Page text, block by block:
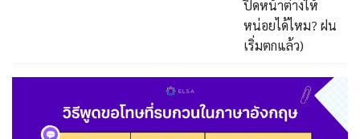
ปิดหน้าต่างให้
หน่อยได้ไหม? ฝน
เริ่มตกแล้ว)